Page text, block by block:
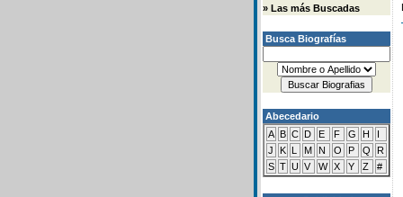
» Las más Buscadas
Busca Biografías
Abecedario
A B C D E F G H
I
J
K L M N O P Q
R
S T U V W X Y Z #